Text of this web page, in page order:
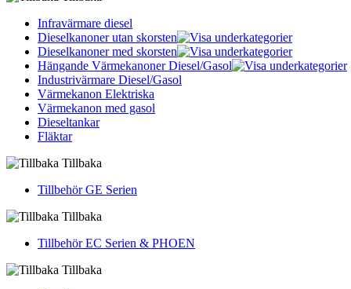
Infravärmare diesel
Dieselkanoner utan skorsten
Dieselkanoner med skorsten
Hängande Värmekanoner Diesel/Gasol
Industrivärmare Diesel/Gasol
Värmekanon Elektriska
Värmekanon med gasol
Dieseltankar
Fläktar
Tillbaka
Tillbehör GE Serien
Tillbaka
Tillbehör EC Serien & PHOEN
Tillbaka